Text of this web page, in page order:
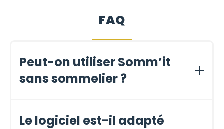
FAQ
Peut-on utiliser Somm’it
sans sommelier ?
traditionnels avec ou sans sommelier.
Le logiciel est-il adapté